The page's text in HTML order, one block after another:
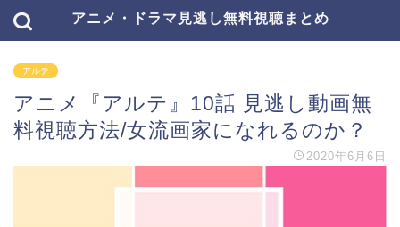
アニメ・ドラマ見逃し無料視聴まとめ
アルテ
アニメ『アルテ』10話 見逃し動画無
料視聴方法/女流画家になれるのか？
2020年6月6日